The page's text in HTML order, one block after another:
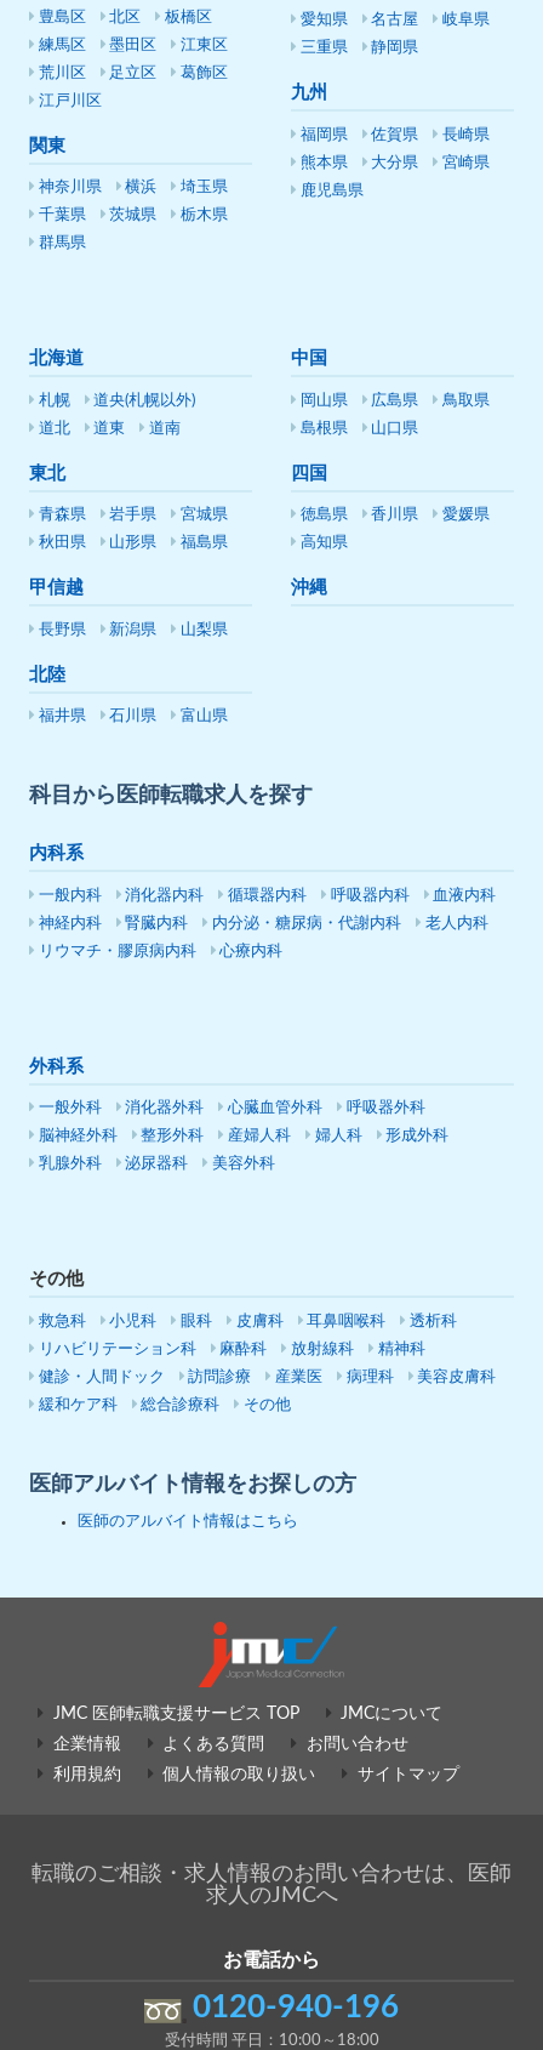
豊島区
北区
板橋区
練馬区
墨田区
江東区
荒川区
足立区
葛飾区
江戸川区
関東
神奈川県 横浜
埼玉県
千葉県
茨城県
栃木県
群馬県
愛知県 名古屋
岐阜県
三重県
静岡県
九州
福岡県 佐賀県
長崎県
熊本県
大分県
宮崎県
鹿児島県
北海道
札幌
道央(札幌以外)
道北
道東 道南
東北
青森県 岩手県
宮城県
秋田県
山形県 福島県
甲信越
長野県 新潟県 山梨県
北陸
福井県 石川県 富山県
中国
岡山県 広島県
鳥取県
島根県
山口県
四国
徳島県 香川県
愛媛県
高知県
沖縄
科目から医師転職求人を探す
内科系
一般内科 消化器内科 循環器内科 呼吸器内科
血液内科
神経内科
腎臓内科 内分泌・糖尿病・代謝内科
老人内科
リウマチ・膠原病内科
心療内科
外科系
一般外科 消化器外科 心臓血管外科
呼吸器外科
脳神経外科
整形外科 産婦人科 婦人科
形成外科
乳腺外科
泌尿器科 美容外科
その他
救急科 小児科 眼科 皮膚科 耳鼻咽喉科
透析科
リハビリテーション科
麻酔科 放射線科
精神科
健診・人間ドック
訪問診療 産業医 病理科
美容皮膚科
緩和ケア科
総合診療科 その他
医師アルバイト情報をお探しの方
医師のアルバイト情報はこちら
JMC 医師転職支援サービス TOP
JMCについて
企業情報
よくある質問
お問い合わせ
利用規約
個人情報の取り扱い サイトマップ
転職のご相談・求人情報のお問い合わせは、医師
求人のJMCへ
お電話から
0120-940-196
受付時間 平日：10:00～18:00